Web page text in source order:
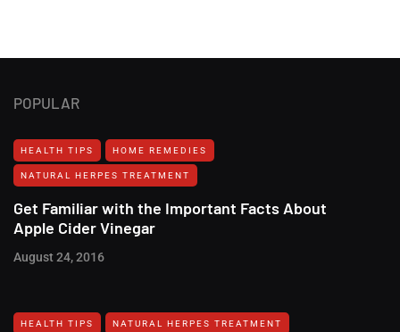
POPULAR
HEALTH TIPS HOME REMEDIES
NATURAL HERPES TREATMENT‎
Get Familiar with the Important Facts About
Apple Cider Vinegar
August 24, 2016
HEALTH TIPS NATURAL HERPES TREATMENT‎